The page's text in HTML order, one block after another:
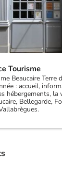
Tourisme
Beaucaire Terre
: accueil,
hébergements, la
Bellegarde,